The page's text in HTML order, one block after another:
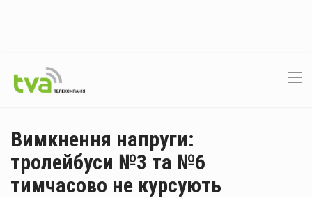
Вимкнення напруги:
тролейбуси №3 та №6
тимчасово не курсують